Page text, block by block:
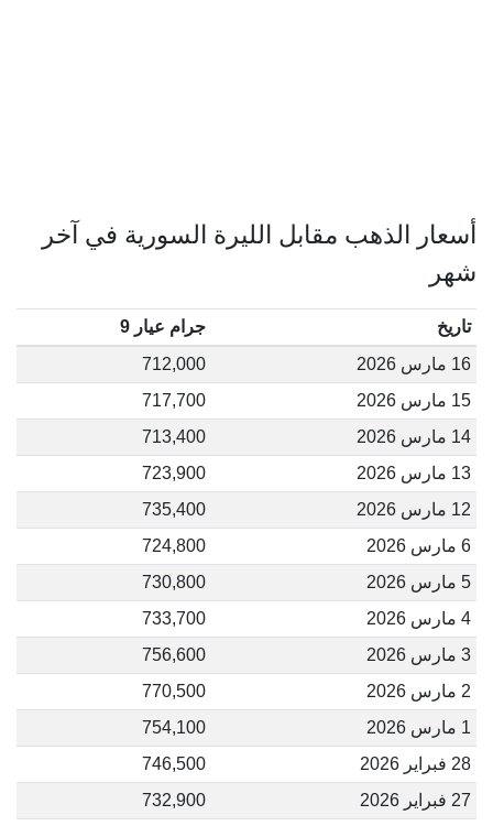
أسعار الذهب مقابل الليرة السورية في آخر
شهر
تاريخ
جرام عيار 9
16 مارس 2026
712,000
15 مارس 2026
717,700
14 مارس 2026
713,400
13 مارس 2026
723,900
12 مارس 2026
735,400
6 مارس 2026
724,800
5 مارس 2026
730,800
4 مارس 2026
733,700
3 مارس 2026
756,600
2 مارس 2026
770,500
1 مارس 2026
754,100
28 فبراير 2026
746,500
27 فبراير 2026
732,900